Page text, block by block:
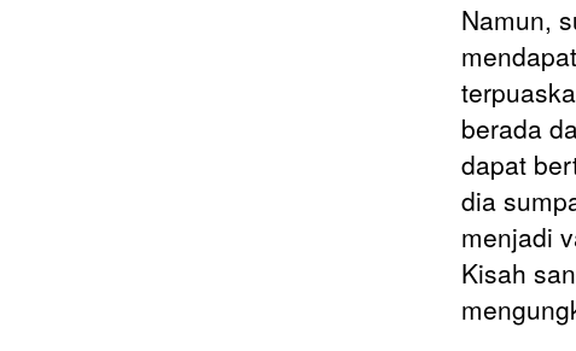
Namun,
berada
dapat
dia
menjadi
Kisah